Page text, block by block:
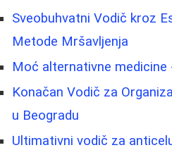
Sveobuhvatni Vodič kroz
Metode Mršavljenja
Moć alternativne
Konačan Vodič za
u Beogradu
Ultimativni vodič za